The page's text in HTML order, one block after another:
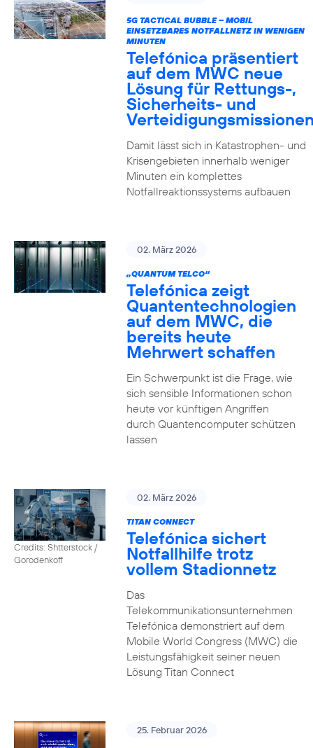
5G TACTICAL BUBBLE – MOBIL
EINSETZBARES NOTFALLNETZ IN WENIGEN
MINUTEN
Telefónica präsentiert
auf dem MWC neue
Lösung für Rettungs-,
Sicherheits- und
Damit lässt sich in Katastrophen- und
Krisengebieten innerhalb weniger
Minuten ein komplettes
Notfallreaktionssystems aufbauen
02. März 2026
„QUANTUM TELCO“
Telefónica zeigt
Quanten­technologien
auf dem MWC, die
bereits heute
Mehrwert schaffen
Ein Schwerpunkt ist die Frage, wie
sich sensible Informationen schon
heute vor künftigen Angriffen
durch Quantencomputer schützen
lassen
Credits: Shtterstock /
Gorodenkoff
02. März 2026
TITAN CONNECT
Telefónica sichert
Notfallhilfe trotz
vollem Stadionnetz
Das
Telekommunikationsunternehmen
Telefónica demonstriert auf dem
Mobile World Congress (MWC) die
Leistungsfähigkeit seiner neuen
Lösung Titan Connect
25. Februar 2026